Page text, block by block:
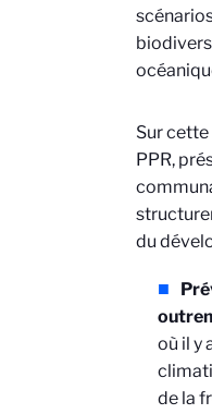
Sur
PPR,
du
où il y
de la